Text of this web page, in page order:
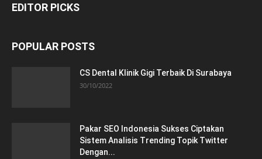
EDITOR PICKS
POPULAR POSTS
CS Dental Klinik Gigi Terbaik Di Surabaya
30/10/2022
Pakar SEO Indonesia Sukses Ciptakan
Sistem Analisis Trending Topik Twitter
Dengan...